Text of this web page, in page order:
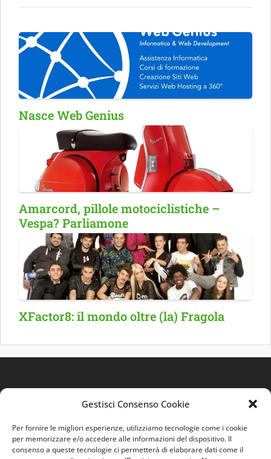
Gestisci Consenso Cookie
Per fornire le migliori esperienze, utilizziamo tecnologie come i cookie
per memorizzare e/o accedere alle informazioni del dispositivo. Il
consenso a queste tecnologie ci permetterà di elaborare dati come il
Nasce Web Genius
Amarcord, pillole motociclistiche –
Vespa? Parliamone
XFactor8: il mondo oltre (la) Fragola